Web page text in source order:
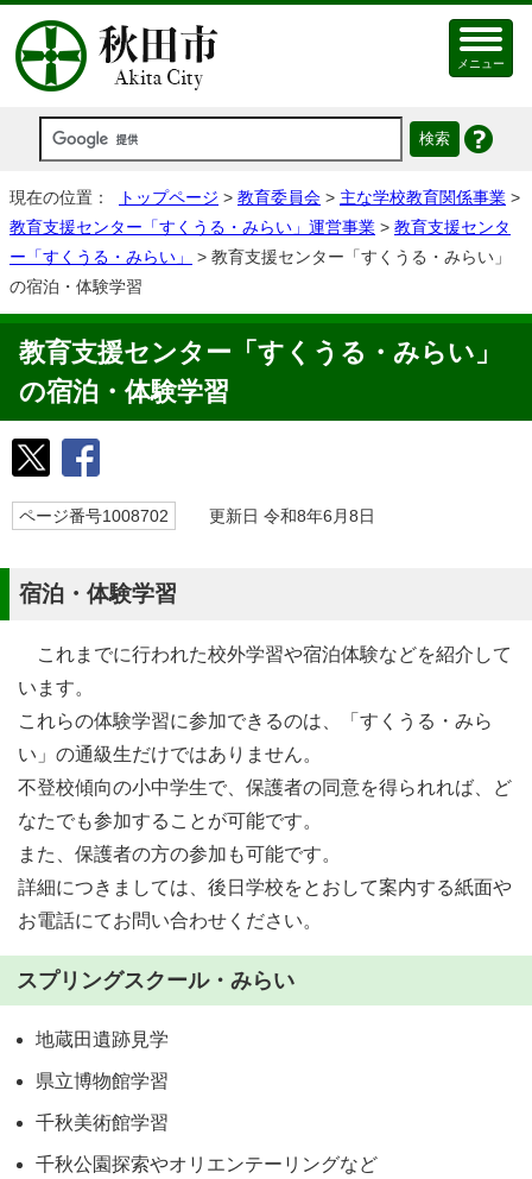
メニュー
現在の位置： トップページ > 教育委員会 > 主な学校教育関係事業 >
教育支援センター「すくうる・みらい」運営事業 > 教育支援センタ
ー「すくうる・みらい」
> 教育支援センター「すくうる・みらい」
の宿泊・体験学習
教育支援センター「すくうる・みらい」
の宿泊・体験学習
ページ番号1008702 更新日 令和8年6月8日
宿泊・体験学習
これまでに行われた校外学習や宿泊体験などを紹介して
います。
これらの体験学習に参加できるのは、「すくうる・みら
い」の通級生だけではありません。
不登校傾向の小中学生で、保護者の同意を得られれば、ど
なたでも参加することが可能です。
また、保護者の方の参加も可能です。
詳細につきましては、後日学校をとおして案内する紙面や
お電話にてお問い合わせください。
スプリングスクール・みらい
地蔵田遺跡見学
県立博物館学習
千秋美術館学習
千秋公園探索やオリエンテーリングなど